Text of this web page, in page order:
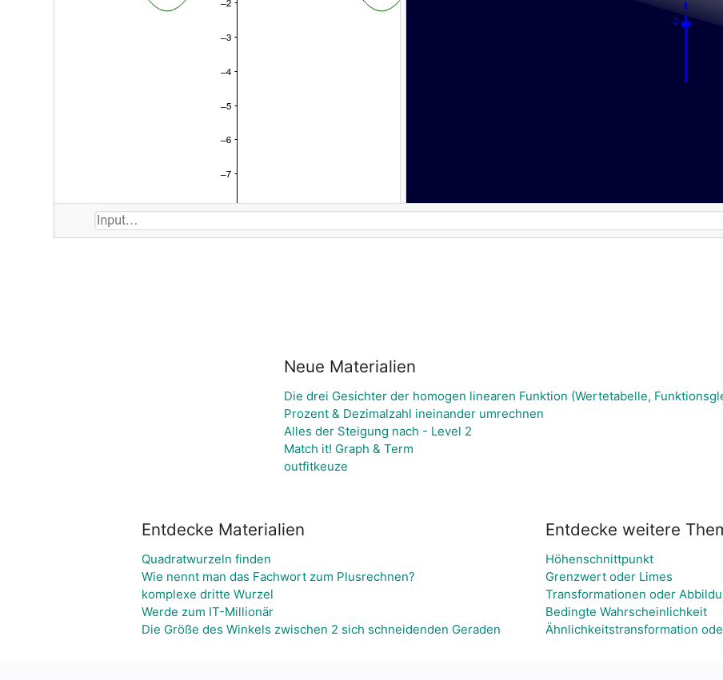
Neue Materialien
Die drei Gesichter der homogen linearen Funktion (Wertetabelle,
Prozent & Dezimalzahl ineinander umrechnen
Alles der Steigung nach - Level 2
Match it! Graph & Term
outfitkeuze
Entdecke Materialien
Quadratwurzeln finden
Wie nennt man das Fachwort zum Plusrechnen?
komplexe dritte Wurzel
Werde zum IT-Millionär
Die Größe des Winkels zwischen 2 sich schneidenden Geraden
Entdecke weitere
Höhenschnittpunkt
Grenzwert oder Limes
Transformationen oder
Bedingte Wahrscheinlichkeit
Ähnlichkeitstransformation